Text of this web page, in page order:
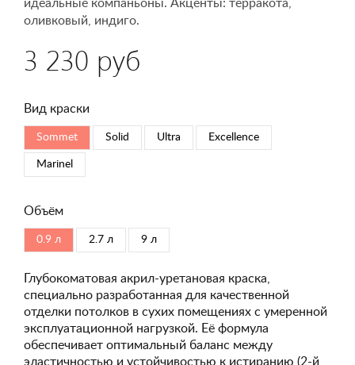
идеальные компаньоны. Акценты: терракота,
оливковый, индиго.
3 230 руб
Вид краски
Sommet Solid Ultra Excellence
Marinel
Объём
0.9 л 2.7 л 9 л
Глубокоматовая акрил-уретановая краска,
специально разработанная для качественной
отделки потолков в сухих помещениях с умеренной
эксплуатационной нагрузкой. Её формула
обеспечивает оптимальный баланс между
эластичностью и устойчивостью к истиранию (2-й